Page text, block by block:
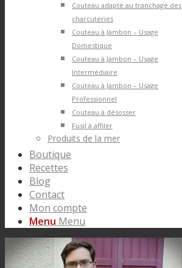
Couteau adapté au tranchage des
charcuteries
Couteau à Jambon – Usage
Domestique
Couteau à Jambon – Usage
Intermédiaire
Couteau à Jambon – Usage
Professionnel
Couteau à désosser
Fusil à affiler
Produits de la mer
Boutique
Recettes
Blog
Contact
Mon compte
Menu Menu